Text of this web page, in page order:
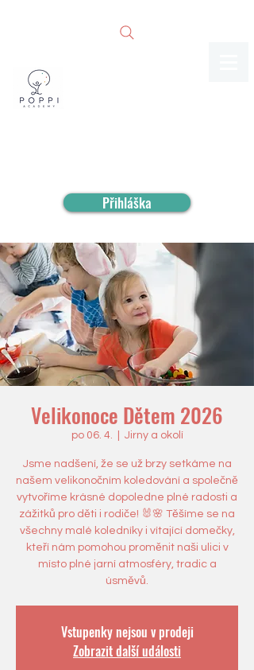
Přihláška
Velikonoce Dětem 2026
po 06. 4. Jirny a okolí
Jsme nadšení, že se už brzy setkáme na
našem velikonočním koledování a společně
vytvoříme krásné dopoledne plné radosti a
zážitků pro děti i rodiče! 🐰🌸 Těšíme se na
všechny malé koledníky i vítající domečky,
kteří nám pomohou proměnit naši ulici v
místo plné jarní atmosféry, tradic a
úsměvů.
Vstupenky nejsou v prodeji
Zobrazit další události